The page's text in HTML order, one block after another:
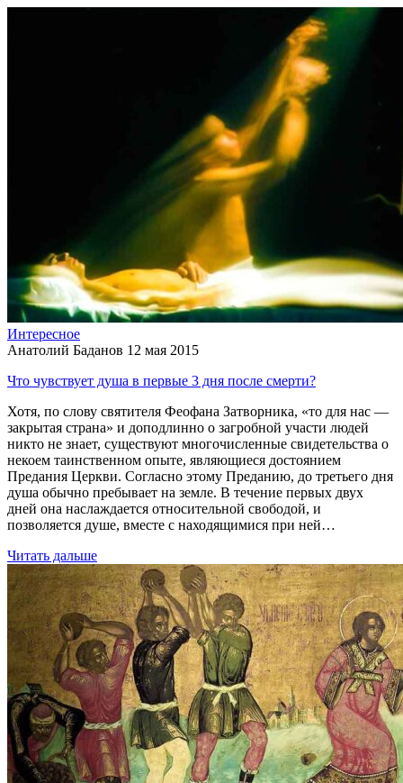
Интересное
Анатолий Баданов 12 мая 2015
Что чувствует душа в первые 3 дня после смерти?
Хотя, по слову святителя Феофана Затворника, «то для нас —
закрытая страна» и доподлинно о загробной участи людей
никто не знает, существуют многочисленные свидетельства о
некоем таинственном опыте, являющиеся достоянием
Предания Церкви. Согласно этому Преданию, до третьегo дня
душа обычно пребывает на земле. В течение первых двух
дней она наслаждается относительной свободой, и
позволяется душе, вместе с находящимися при ней…
Читать дальше